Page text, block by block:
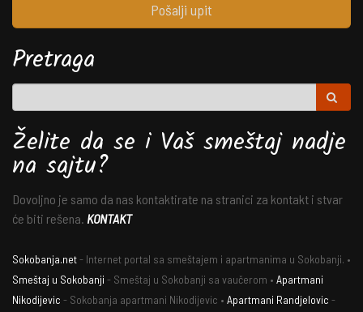
Pošalji upit
Pretraga
Želite da se i Vaš smeštaj nadje
na sajtu?
Dovoljno je samo da nas kontaktirate na stranici za kontakt i stvar
će biti rešena. KONTAKT
Sokobanja.net- Internet portal sa smeštajem i apartmanima u Sokobanji. •
Smeštaj u Sokobanji - Smeštaj u Sokobanji sa vaučerom • Apartmani
Nikodijevic - Sokobanja apartmani Nikodijevic • Apartmani Randjelovic -